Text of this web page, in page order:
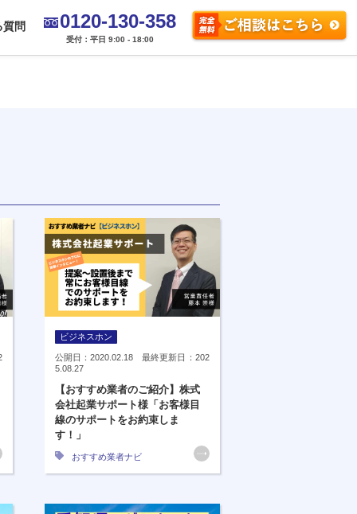
問 0120-130-358
受付：平日 9:00 - 18:00
ビジネスホン
公開日：2020.02.18 最終更新日：202
5.08.27
【おすすめ業者のご紹介】株式
会社起業サポート様「お客様目
線のサポートをお約束しま
す！」
おすすめ業者ナビ